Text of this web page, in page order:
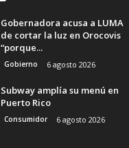
Gobernadora acusa a LUMA
de cortar la luz en Orocovis
“porque...
Gobierno 6 agosto 2026
Subway amplía su menú en
Puerto Rico
Consumidor 6 agosto 2026